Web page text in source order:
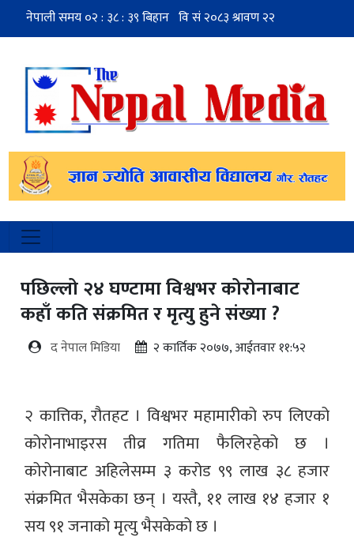
पछिल्लो २४ घण्टामा विश्वभर कोरोनाबाट
कहाँ कति संक्रमित र मृत्यु हुने संख्या ?
द नेपाल मिडिया २ कार्तिक २०७७, आईतवार ११:५२
२ कात्तिक, रौतहट । विश्वभर महामारीको रुप लिएको
कोरोनाभाइरस तीव्र गतिमा फैलिरहेको छ ।
कोरोनाबाट अहिलेसम्म ३ करोड ९९ लाख ३८ हजार
संक्रमित भैसकेका छन् । यस्तै, ११ लाख १४ हजार १
सय ९१ जनाको मृत्यु भैसकेको छ ।